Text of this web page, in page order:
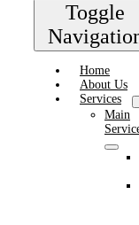
Toggle
Home
About Us
Services
Main